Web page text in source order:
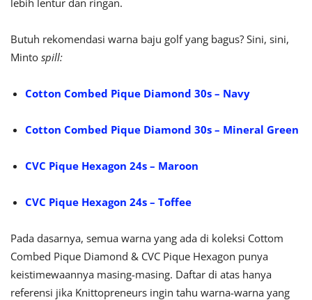
Butuh rekomendasi warna baju golf yang bagus? Sini, sini,
Minto spill:
Cotton Combed Pique Diamond 30s – Navy
Cotton Combed Pique Diamond 30s – Mineral Green
CVC Pique Hexagon 24s – Maroon
CVC Pique Hexagon 24s – Toffee
Pada dasarnya, semua warna yang ada di koleksi Cottom
Combed Pique Diamond & CVC Pique Hexagon punya
keistimewaannya masing-masing. Daftar di atas hanya
referensi jika Knittopreneurs ingin tahu warna-warna yang